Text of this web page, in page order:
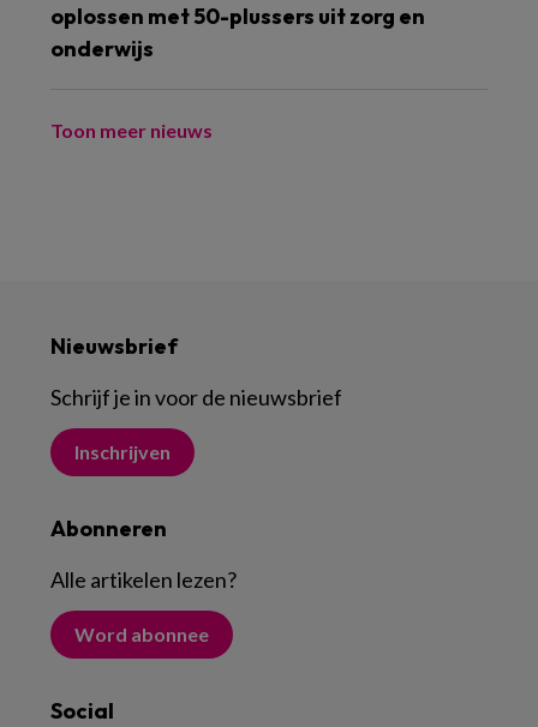
oplossen met 50-plussers uit zorg en
onderwijs
Toon meer nieuws
Nieuwsbrief
Schrijf je in voor de nieuwsbrief
Inschrijven
Abonneren
Alle artikelen lezen?
Word abonnee
Social